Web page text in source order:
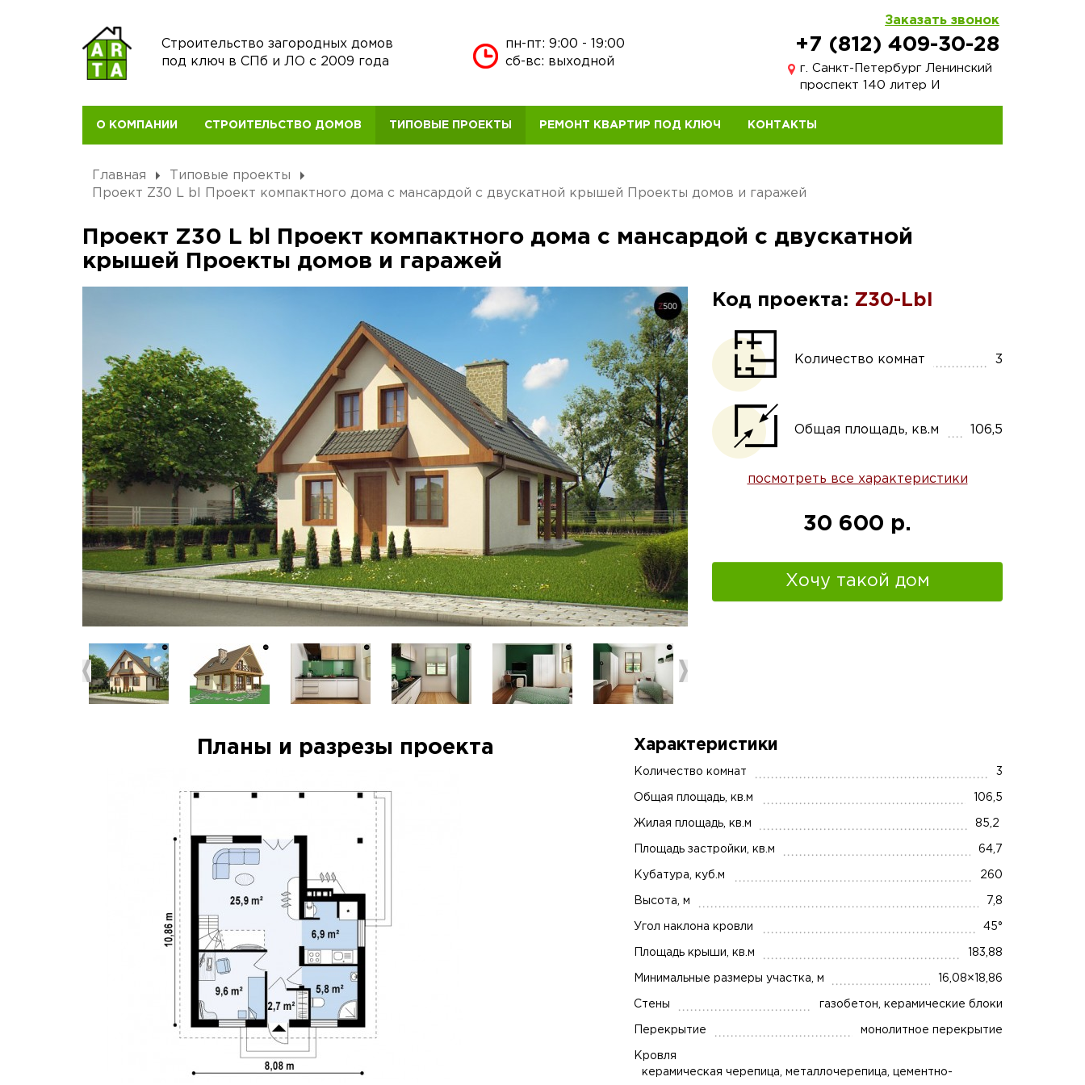
Строительство загородных домов
под ключ в СПб и ЛО с 2009 года
пн-пт: 9:00 - 19:00
сб-вс: выходной
Заказать звонок
+7 (812) 409-30-28
г. Санкт-Петербург Ленинский
проспект 140 литер И
О КОМПАНИИ СТРОИТЕЛЬСТВО ДОМОВ ТИПОВЫЕ ПРОЕКТЫ РЕМОНТ КВАРТИР ПОД КЛЮЧ КОНТАКТЫ
Главная
Типовые проекты
Проект Z30 L bl Проект компактного дома с мансардой с двускатной крышей Проекты домов и гаражей
Проект Z30 L bl Проект компактного дома с мансардой с двускатной
крышей Проекты домов и гаражей
Код проекта: Z30-Lbl
Количество комнат 3
Общая площадь, кв.м 106,5
посмотреть все характеристики
30 600 р.
Хочу такой дом
Планы и разрезы проекта Характеристики
Количество комнат 3
Общая площадь, кв.м 106,5
Жилая площадь, кв.м 85,2
Площадь застройки, кв.м 64,7
Кубатура, куб.м 260
Высота, м 7,8
Угол наклона кровли 45°
Площадь крыши, кв.м 183,88
Минимальные размеры участка, м 16,08×18,86
Стены газобетон, керамические блоки
Перекрытие монолитное перекрытие
Кровля
керамическая черепица, металлочерепица, цементно-